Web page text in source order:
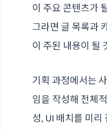
이 주요 콘텐츠가
그라면 글 목록과
이 주된 내용이 될
기획 과정에서는
임을 작성해 전체
성, UI 배치를 미리